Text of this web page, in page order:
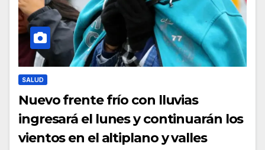
SALUD
Nuevo frente frío con lluvias
ingresará el lunes y continuarán los
vientos en el altiplano y valles